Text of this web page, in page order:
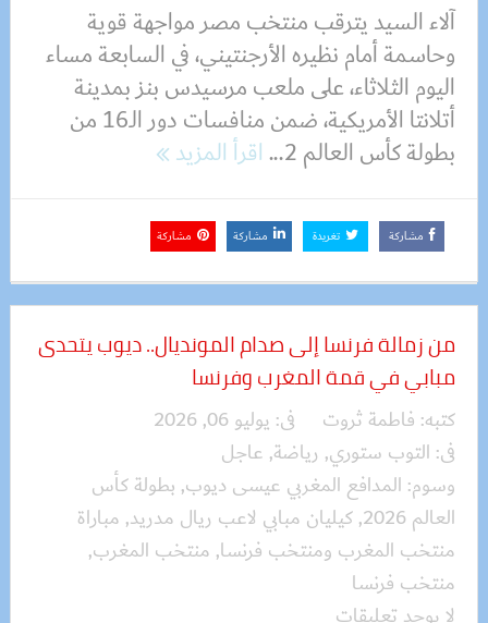
آلاء السيد يترقب منتخب مصر مواجهة قوية
وحاسمة أمام نظيره الأرجنتيني، في السابعة مساء
اليوم الثلاثاء، على ملعب مرسيدس بنز بمدينة
أتلانتا الأمريكية، ضمن منافسات دور الـ16 من
بطولة كأس العالم 2...
اقرأ المزيد
مشاركة تغريدة مشاركة مشاركة
من زمالة فرنسا إلى صدام المونديال.. ديوب يتحدى
مبابي في قمة المغرب وفرنسا
كتبه: فاطمة ثروت فى: يوليو 06, 2026
فى: التوب ستوري, رياضة, عاجل
وسوم: المدافع المغربي عيسى ديوب, بطولة كأس
العالم 2026
,كيليان مبابي لاعب ريال مدريد, مباراة
منتخب المغرب ومنتخب فرنسا, منتخب المغرب,
منتخب فرنسا